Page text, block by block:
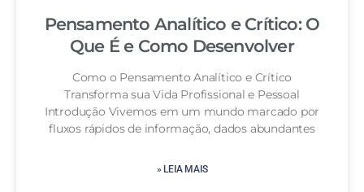
Pensamento Analítico e Crítico: O
Que É e Como Desenvolver
Como o Pensamento Analítico e Crítico
Transforma sua Vida Profissional e Pessoal
Introdução Vivemos em um mundo marcado por
fluxos rápidos de informação, dados abundantes
» LEIA MAIS